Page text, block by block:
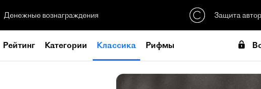
Денежные вознаграждения Защита
Рейтинг Категории Классика Рифмы